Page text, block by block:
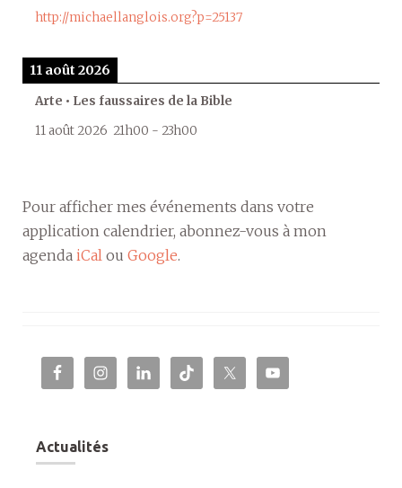
http://michaellanglois.org?p=25137
11 août 2026
Arte • Les faussaires de la Bible
11 août 2026 21h00 - 23h00
Pour afficher mes événements dans votre
application calendrier, abonnez-vous à mon
agenda iCal ou Google.
Actualités